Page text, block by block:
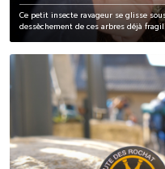
Ce petit insecte ravageur se glisse
dessèchement de ces arbres déjà